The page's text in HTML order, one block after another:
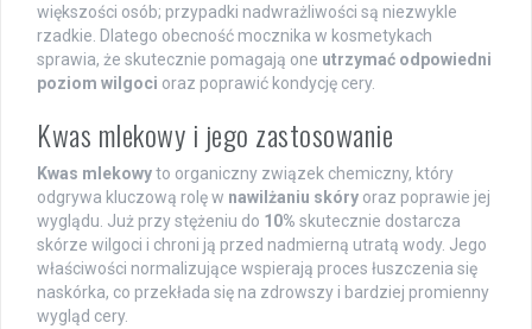
większości osób; przypadki nadwrażliwości są niezwykle
rzadkie. Dlatego obecność mocznika w kosmetykach
sprawia, że skutecznie pomagają one utrzymać odpowiedni
poziom wilgoci oraz poprawić kondycję cery.
Kwas mlekowy i jego zastosowanie
Kwas mlekowyto organiczny związek chemiczny, który
odgrywa kluczową rolę w nawilżaniu skóry oraz poprawie jej
wyglądu. Już przy stężeniu do 10% skutecznie dostarcza
skórze wilgoci i chroni ją przed nadmierną utratą wody. Jego
właściwości normalizujące wspierają proces łuszczenia się
naskórka, co przekłada się na zdrowszy i bardziej promienny
wygląd cery.